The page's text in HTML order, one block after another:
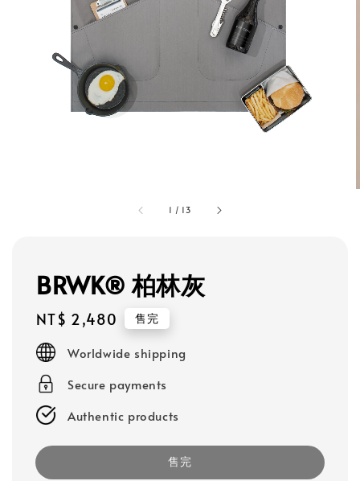
1 / 13
BRWK® 柏林灰
Regular
price
NT$ 2,480 售完
Worldwide shipping
Secure payments
Authentic products
售完